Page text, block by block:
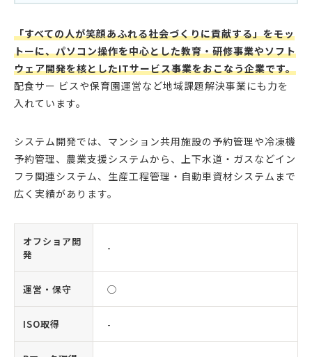
「すべての人が笑顔あふれる社会づくりに貢献する」をモッ
トーに、パソコン操作を中心とした教育・研修事業やソフト
ウェア開発を核としたITサービス事業をおこなう企業です。
配食サー ビスや保育園運営など地域課題解決事業にも力を
入れています。
システム開発では、マンション共用施設の予約管理や冷凍機
予約管理、農業支援システムから、上下水道・ガスなどイン
フラ関連システム、生産工程管理・自動車資材システムまで
広く実績があります。
オフショア開
発
-
運営・保守 ◯
ISO取得 -